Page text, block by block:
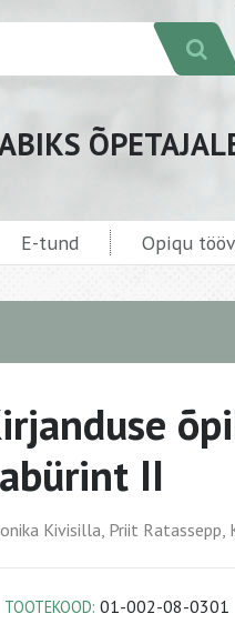
E-tund Opiqu
II
Kivisilla, Priit Ratassepp,
TOOTEKOOD: 01-002-08-0301